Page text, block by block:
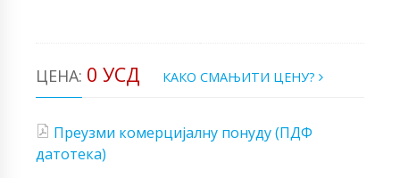
ЦЕНА: 0 УСД КАКО СМАЊИТИ ЦЕНУ?
Преузми комерцијалну понуду (ПДФ
датотека)